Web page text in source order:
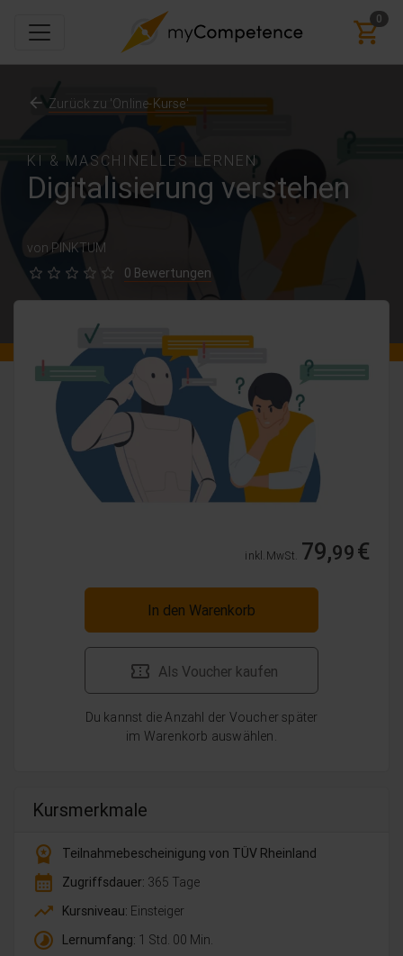
0
KI & MASCHINELLES LERNEN
Digitalisierung verstehen
von PINKTUM
0 Bewertungen
Zurück zu 'Online-Kurse'
inkl. MwSt. 79,99€
In den Warenkorb
Als Voucher kaufen
Du kannst die Anzahl der Voucher später
im Warenkorb auswählen.
Kursmerkmale
workspace_premium
Teilnahmebescheinigung von TÜV Rheinland
calendar_month Zugriffsdauer: 365 Tage
trending_up Kursniveau: Einsteiger
timelapse Lernumfang: 1 Std. 00 Min.